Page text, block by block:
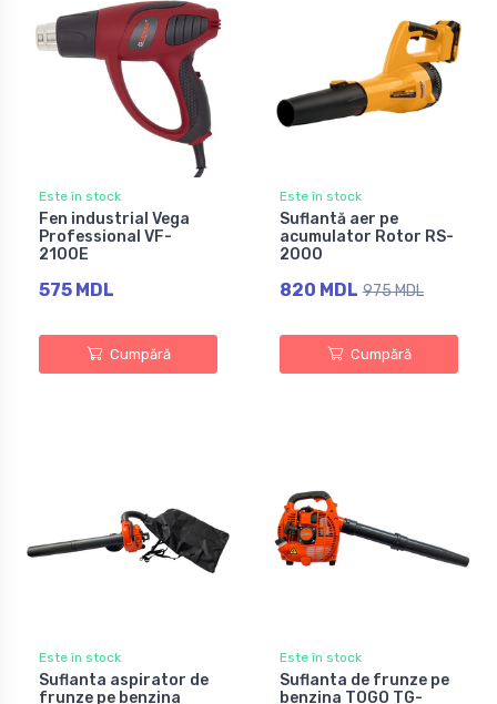
Este în stock
Fen industrial Vega
Professional VF-
2100E
575 MDL
Cumpără
Este în stock
Suflantă aer pe
acumulator Rotor RS-
2000
820 MDL 975 MDL
Cumpără
Este în stock
Suflanta aspirator de
frunze pe benzina
Este în stock
Suflanta de frunze pe
benzina TOGO TG-